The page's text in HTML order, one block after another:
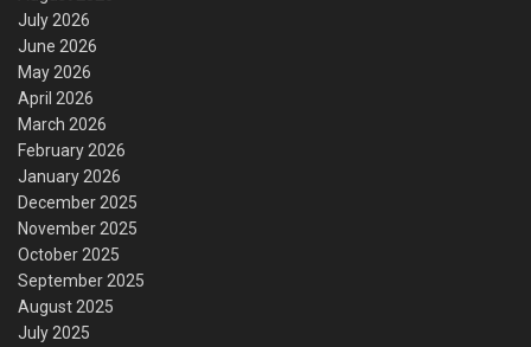
July 2026
June 2026
May 2026
April 2026
March 2026
February 2026
January 2026
December 2025
November 2025
October 2025
September 2025
August 2025
July 2025